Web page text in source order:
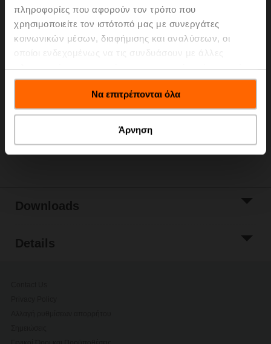
πληροφορίες που αφορούν τον τρόπο που
χρησιμοποιείτε τον ιστότοπό μας με συνεργάτες
κοινωνικών μέσων, διαφήμισης και αναλύσεων, οι
έχουν συλλέξει σε σχέση με την από μέρους σας χρήση
των υπηρεσιών τους.Να επιτρέπονται όλα
Άρνηση
Spare tripping element for BAT, Duct inside temperature
140°C (colour red), Probe length 65 mm
Add to Project
Share
Downloads
Details